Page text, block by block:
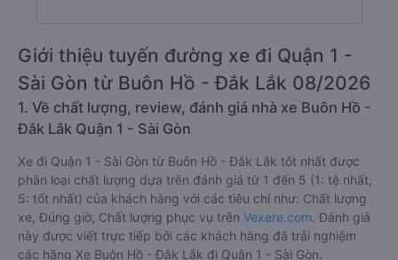
Giới thiệu tuyến đường xe đi Quận 1 -
Sài Gòn từ Buôn Hồ - Đắk Lắk 08/2026
1. Về chất lượng, review, đánh giá nhà xe Buôn Hồ -
Đắk Lắk Quận 1 - Sài Gòn
Xe đi Quận 1 - Sài Gòn từ Buôn Hồ - Đắk Lắk tốt nhất được
phân loại chất lượng dựa trên đánh giá từ 1 đến 5 (1: tệ nhất,
5: tốt nhất) của khách hàng với các tiêu chí như: Chất lượng
xe, Đúng giờ, Chất lượng phục vụ trên Vexere.com. Đánh giá
này được viết trực tiếp bởi các khách hàng đã trải nghiệm
các hãng Xe Buôn Hồ - Đắk Lắk đi Quận 1 - Sài Gòn.